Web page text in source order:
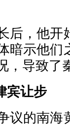
后，他开
暗示他们
，导致了
宾让步
议的南海